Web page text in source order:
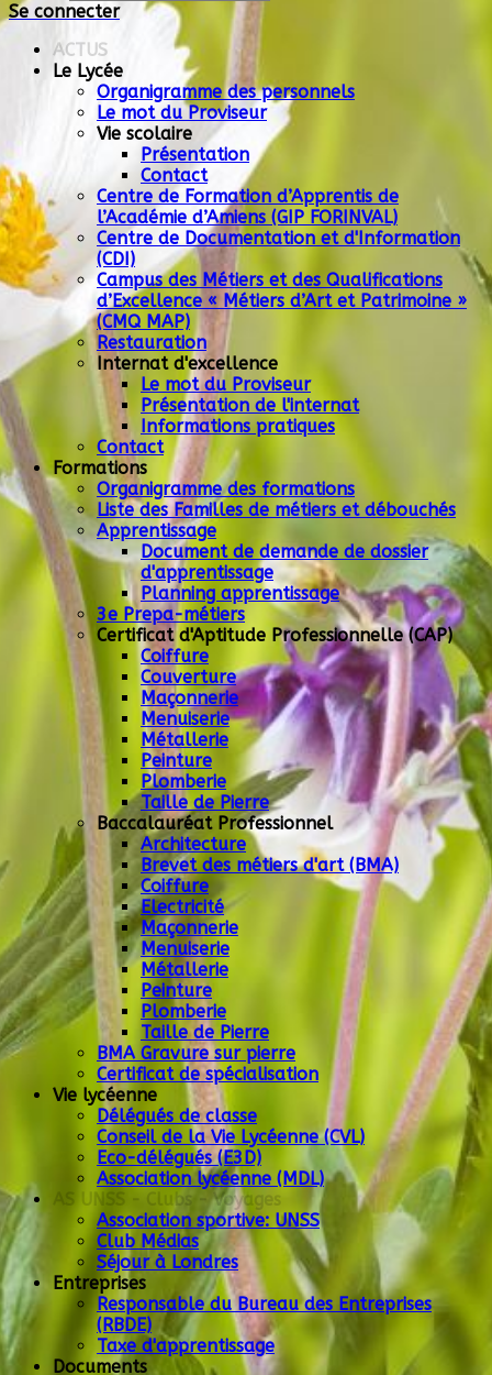
Type 2 or more
characters for results.
Se connecter
ACTUS
Le Lycée
Organigramme des personnels
Le mot du Proviseur
Vie scolaire
Présentation
Contact
Centre de Formation d’Apprentis de
l’Académie d’Amiens (GIP FORINVAL)
Centre de Documentation et d'Information
(CDI)
Campus des Métiers et des Qualifications
d’Excellence « Métiers d’Art et Patrimoine »
(CMQ MAP)
Restauration
Internat d'excellence
Le mot du Proviseur
Présentation de l'internat
Informations pratiques
Contact
Formations
Organigramme des formations
Liste des Familles de métiers et débouchés
Apprentissage
Document de demande de dossier
d'apprentissage
Planning apprentissage
3e Prepa-métiers
Certificat d'Aptitude Professionnelle (CAP)
Coiffure
Couverture
Maçonnerie
Menuiserie
Métallerie
Peinture
Plomberie
Taille de Pierre
Baccalauréat Professionnel
Architecture
Brevet des métiers d'art (BMA)
Coiffure
Electricité
Maçonnerie
Menuiserie
Métallerie
Peinture
Plomberie
Taille de Pierre
BMA Gravure sur pierre
Certificat de spécialisation
Vie lycéenne
Délégués de classe
Conseil de la Vie Lycéenne (CVL)
Eco-délégués (E3D)
Association lycéenne (MDL)
AS UNSS - Clubs - Voyages
Association sportive: UNSS
Club Médias
Séjour à Londres
Entreprises
Responsable du Bureau des Entreprises
(RBDE)
Taxe d'apprentissage
Documents